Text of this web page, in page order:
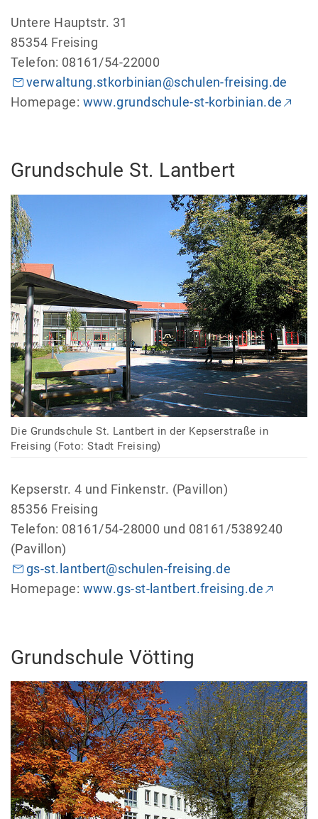
Untere Hauptstr. 31
85354 Freising
Telefon: 08161/54-22000
verwaltung.stkorbinian@schulen-freising.de
Homepage: www.grundschule-st-korbinian.de
Grundschule St. Lantbert
Die Grundschule St. Lantbert in der Kepserstraße in
Freising (Foto: Stadt Freising)
Kepserstr. 4 und Finkenstr. (Pavillon)
85356 Freising
Telefon: 08161/54-28000 und 08161/5389240
(Pavillon)
gs-st.lantbert@schulen-freising.de
Homepage: www.gs-st-lantbert.freising.de
Grundschule Vötting